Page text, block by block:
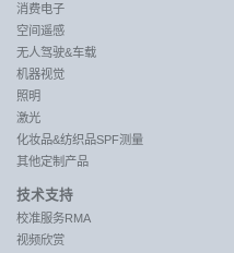
消费电子
空间遥感
无人驾驶&车载
机器视觉
照明
激光
化妆品&纺织品SPF测量
其他定制产品
技术支持
校准服务RMA
视频欣赏